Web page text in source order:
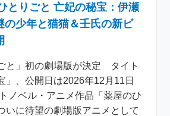
とりごと 亡妃の秘宝：伊瀬
の少年と猫猫＆壬氏の新ビ
と」初の劇場版が決定 タイト
」、公開日は2026年12月11日
ノベル・アニメ作品「薬屋のひ
いに待望の劇場版アニメとして